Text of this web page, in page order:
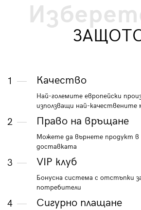
1 Качество
Най-големите европейски
използващи най-качествените
2 Право на връщане
Можете да върнете продукт в
доставката
3 VIP клуб
Бонусна система с отстъпки
потребители
4 Сигурно плащане